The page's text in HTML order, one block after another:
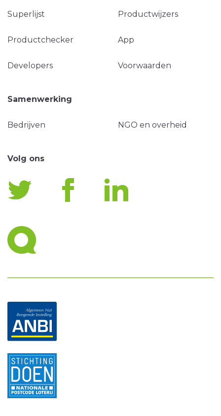
Superlijst Productwijzers
Productchecker App
Developers Voorwaarden
Samenwerking
Bedrijven NGO en overheid
Volg ons